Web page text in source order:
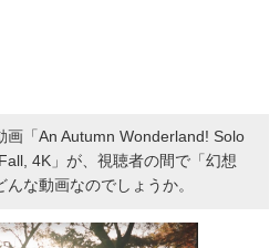
画「An Autumn Wonderland! Solo
4K」が、視聴者の間で「幻想
な動画なのでしょうか。